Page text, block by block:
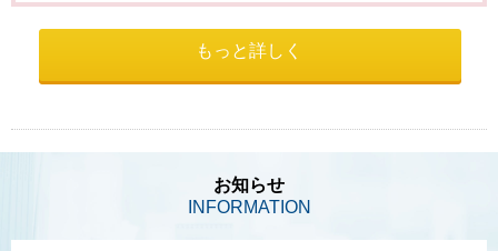
もっと詳しく
お知らせ
INFORMATION